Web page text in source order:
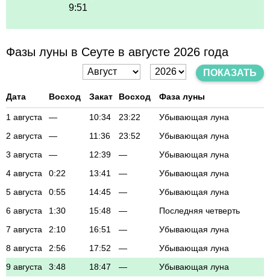
9:51
Фазы луны в Сеуте в августе 2026 года
ПОКАЗАТЬ
Дата Восход Закат Восход Фаза луны
1 августа — 10:34 23:22
Убывающая луна
2 августа
— 11:36 23:52
Убывающая луна
3 августа
— 12:39 —
Убывающая луна
4 августа
0:22 13:41 —
Убывающая луна
5 августа
0:55 14:45 —
Убывающая луна
6 августа
1:30 15:48 —
Последняя четверть
7 августа
2:10 16:51 —
Убывающая луна
8 августа
2:56 17:52 —
Убывающая луна
9 августа
3:48 18:47 —
Убывающая луна